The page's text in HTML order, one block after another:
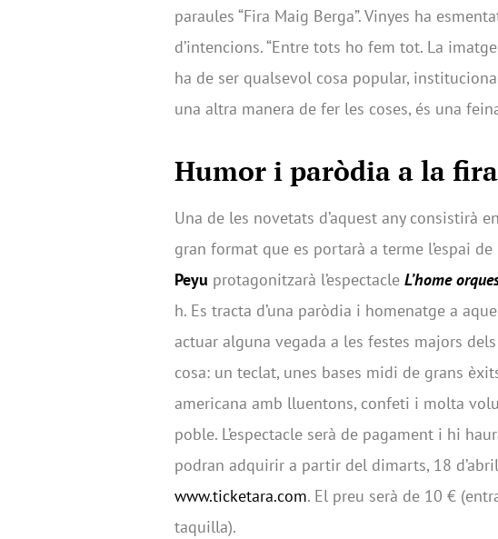
paraules “Fira Maig Berga”. Vinyes ha
d’intencions. “Entre tots ho fem tot. La
ha de ser qualsevol cosa popular,
una altra manera de fer les coses, és una
Humor i paròdia a la fira
Una de les novetats d’aquest any consistirà
gran format que es portarà a terme l’espai
Peyu protagonitzarà l’espectacle L’home
h. Es tracta d’una paròdia i homenatge a
actuar alguna vegada a les festes majors
cosa: un teclat, unes bases midi de grans
americana amb lluentons, confeti i molta
poble. L’espectacle serà de pagament i hi
podran adquirir a partir del dimarts, 18
www.ticketara.com. El preu serà de 10 €
taquilla).